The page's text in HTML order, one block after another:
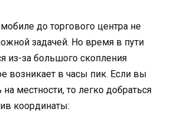
до торгового центра не
задачей. Но время в пути
из-за большого скопления
возникает в часы пик. Если вы
на местности, то легко добраться
координаты: